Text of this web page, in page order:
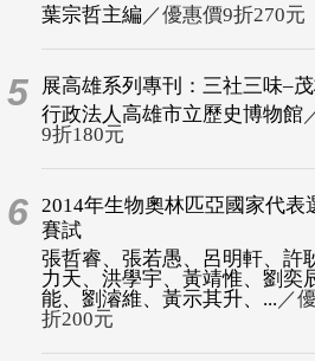
葉宗哲主編 ／優惠價9折270元
5
展高雄系列專刊：三社三味–
行政法人高雄市立歷史博物館
9折180元
6 2014年生物奧林匹亞國家代表
賽試
張哲睿、張若愚、呂明軒、許
力天、洪學宇、黃靖惟、劉奕
能、劉濬維、黃示其升、... ／
折200元